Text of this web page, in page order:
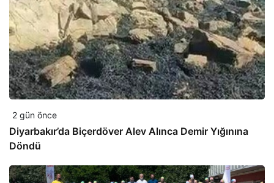
2 gün önce
Diyarbakır’da Biçerdöver Alev Alınca Demir Yığınına
Döndü